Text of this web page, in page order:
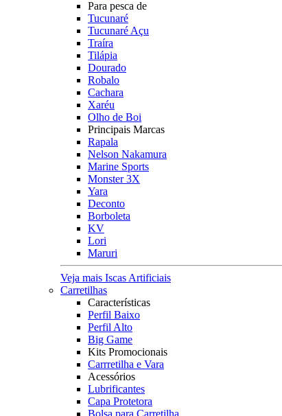
Para pesca de
Tucunaré
Tucunaré Açu
Traíra
Tilápia
Dourado
Robalo
Cachara
Xaréu
Olho de Boi
Principais Marcas
Rapala
Nelson Nakamura
Marine Sports
Monster 3X
Yara
Deconto
Borboleta
KV
Lori
Maruri
Veja mais Iscas Artificiais
Carretilhas
Características
Perfil Baixo
Perfil Alto
Big Game
Kits Promocionais
Carrretilha e Vara
Acessórios
Lubrificantes
Capa Protetora
Bolsa para Carretilha